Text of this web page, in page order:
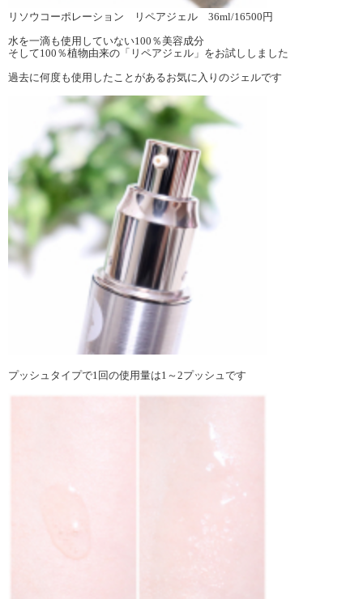
リソウコーポレーション リペアジェル 36ml/16500円
水を一滴も使用していない100％美容成分
そして100％植物由来の「リペアジェル」をお試ししました
過去に何度も使用したことがあるお気に入りのジェルです
プッシュタイプで1回の使用量は1～2プッシュです